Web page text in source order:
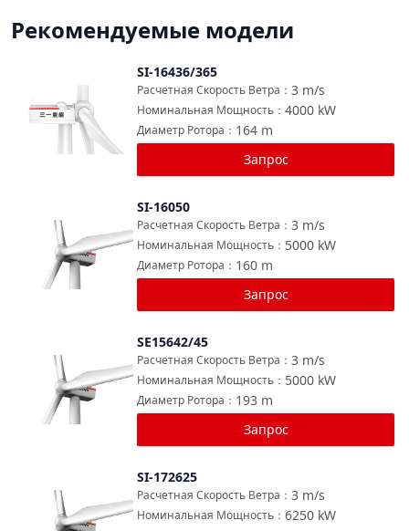
Рекомендуемые модели
SI-16436/365
3 m/s
Расчетная Скорость Ветра ：
4000 kW
Номинальная Мощность ：
164 m
Диаметр Ротора ：
Запрос
SI-16050
3 m/s
Расчетная Скорость Ветра ：
5000 kW
Номинальная Мощность ：
160 m
Диаметр Ротора ：
Запрос
SE15642/45
3 m/s
Расчетная Скорость Ветра ：
5000 kW
Номинальная Мощность ：
193 m
Диаметр Ротора ：
Запрос
SI-172625
3 m/s
Расчетная Скорость Ветра ：
6250 kW
Номинальная Мощность ：